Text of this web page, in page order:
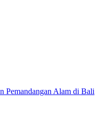
Pemandangan Alam di Bali